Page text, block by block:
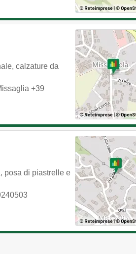
calzature da
+39
posa di piastrelle e